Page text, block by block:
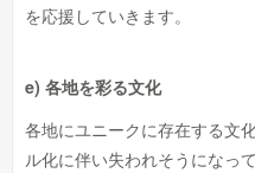
を応援していきます。
e) 各地を彩る文化
各地にユニークに存在する文
ル化に伴い失われそうになっ